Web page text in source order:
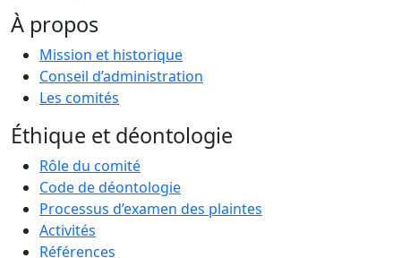
À propos
Mission et historique
Conseil d’administration
Les comités
Éthique et déontologie
Rôle du comité
Code de déontologie
Processus d’examen des plaintes
Activités
Références